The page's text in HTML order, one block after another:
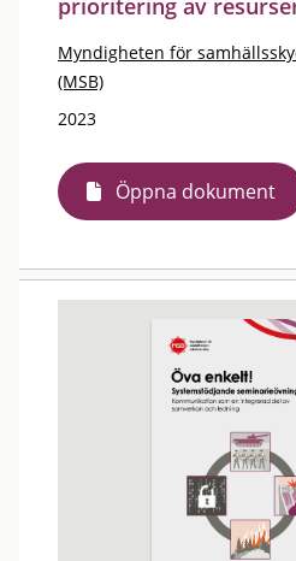
prioritering av
Myndigheten för
(MSB)
2023
Öppna dokument